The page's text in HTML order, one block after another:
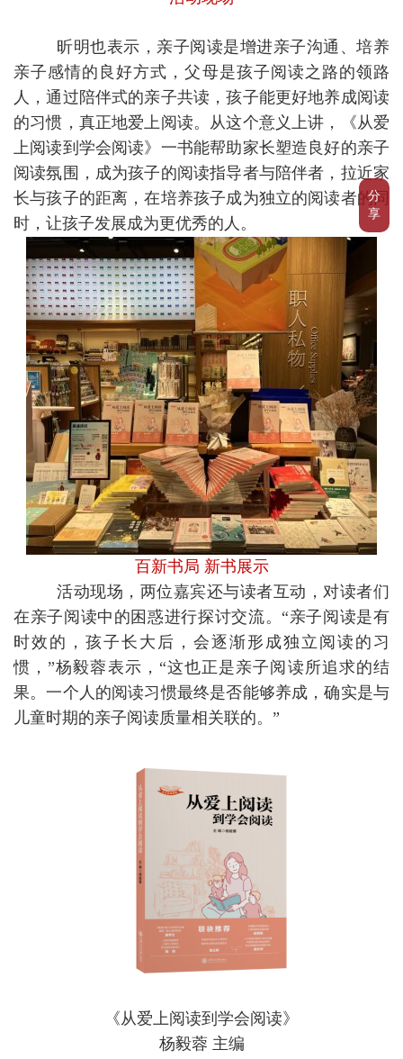
分
享
昕明也表示，亲子阅读是增进亲子沟通、培养
亲子感情的良好方式，父母是孩子阅读之路的领路
人，通过陪伴式的亲子共读，孩子能更好地养成阅读
的习惯，真正地爱上阅读。从这个意义上讲，《从爱
上阅读到学会阅读》一书能帮助家长塑造良好的亲子
阅读氛围，成为孩子的阅读指导者与陪伴者，拉近家
长与孩子的距离，在培养孩子成为独立的阅读者的同
时，让孩子发展成为更优秀的人。
百新书局 新书展示
活动现场，两位嘉宾还与读者互动，对读者们
在亲子阅读中的困惑进行探讨交流。“亲子阅读是有
时效的，孩子长大后，会逐渐形成独立阅读的习
惯，”杨毅蓉表示，“这也正是亲子阅读所追求的结
果。一个人的阅读习惯最终是否能够养成，确实是与
儿童时期的亲子阅读质量相关联的。 ”
《从爱上阅读到学会阅读》
杨毅蓉主编